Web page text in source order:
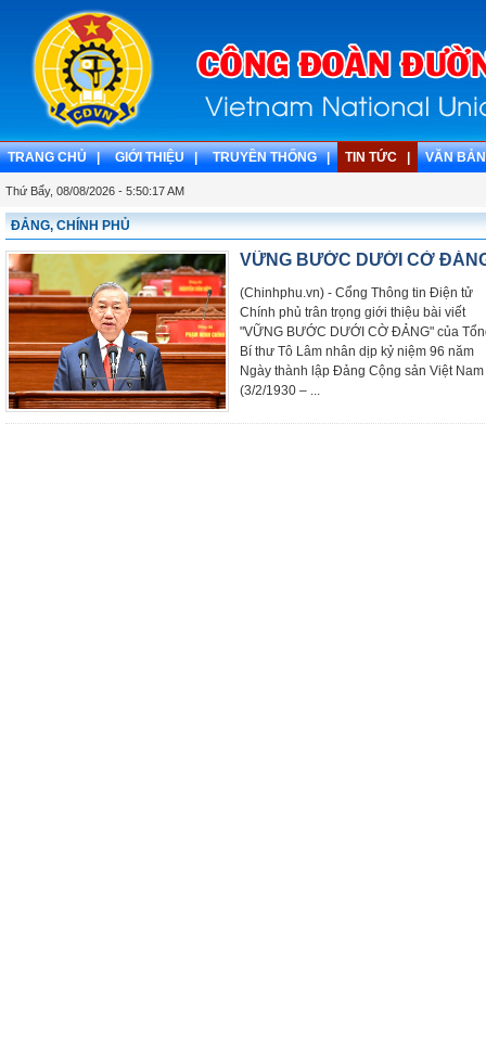
TRANG CHỦ | GIỚI THIỆU | TRUYỀN THỐNG | TIN TỨC | VĂN
Thứ Bẩy, 08/08/2026 - 5:50:17 AM
ĐẢNG, CHÍNH PHỦ
VỮNG BƯỚC DƯỚI CỜ
(Chinhphu.vn) - Cổng Thông tin Điện tử
Chính phủ trân trọng giới thiệu bài viết
"VỮNG BƯỚC DƯỚI CỜ ĐẢNG" của
Bí thư Tô Lâm nhân dịp kỷ niệm 96 năm
Ngày thành lập Đảng Cộng sản Việt Nam
(3/2/1930 – ...